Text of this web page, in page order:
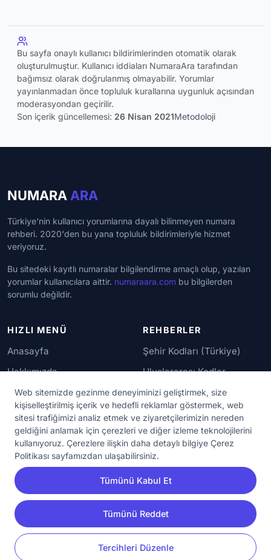
Web sitemizde gezinme deneyiminizi geliştirmek, size
kişiselleştirilmiş içerik ve hedefli reklamlar göstermek, web
sitesi trafiğimizi analiz etmek ve ziyaretçilerimizin nereden
geldiğini anlamak için çerezleri ve diğer izleme teknolojilerini
kullanıyoruz. Çerezlere ilişkin daha detaylı bilgiye Çerez
Politikası sayfamızdan ulaşabilirsiniz.
Tümünü Kabul Et
Tümünü Reddet
Tercihleri Düzenle
Bu sayfa onaylı kullanıcı bildirimlerinden otomatik olarak
oluşturulmuştur. Kullanıcı iddiaları NumaraAra tarafından
bağımsız olarak doğrulanmış olmayabilir. Yorumlar
yayınlanmadan önce topluluk kurallarına uygunluk açısından
moderasyondan geçirilir.
Son içerik güncellemesi: 26 Nisan 2021Metodoloji
NUMARA ARA
Türkiye'nin kullanıcı yorumlarına dayalı bilinmeyen numara
rehberi. 2020'den bu yana topluluk bildirimleriyle hizmet
veriyoruz.
Bu sitedeki kayıtlı numaralar bilgilendirme amaçlı olup, yazılan
yorumlar kullanıcılara aittir. numaraara.com bu bilgilerden
sorumlu değildir.
HIZLI MENÜ
Anasayfa
Hakkımızda
İletişim
REHBERLER
Şehir Kodları (Türkiye)
Uluslararası Kodlar
Güvenilir Numaralar
YASAL KORUMA
Kullanım Koşulları
Gizlilik Sözleşmesi
KVKK Aydınlatma Metni
Çerez Ayarları